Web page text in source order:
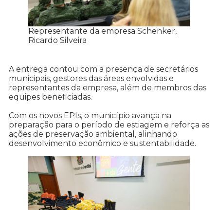
Representante da empresa Schenker,
Ricardo Silveira
A entrega contou com a presença de secretários
municipais, gestores das áreas envolvidas e
representantes da empresa, além de membros das
equipes beneficiadas.
Com os novos EPIs, o município avança na
preparação para o período de estiagem e reforça as
ações de preservação ambiental, alinhando
desenvolvimento econômico e sustentabilidade.